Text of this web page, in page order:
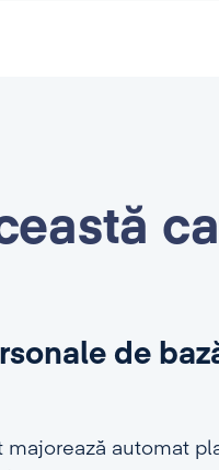
de
majorează automat